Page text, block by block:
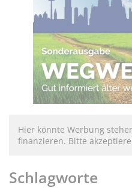
Hier könnte Werbung
finanzieren. Bitte
Schlagworte